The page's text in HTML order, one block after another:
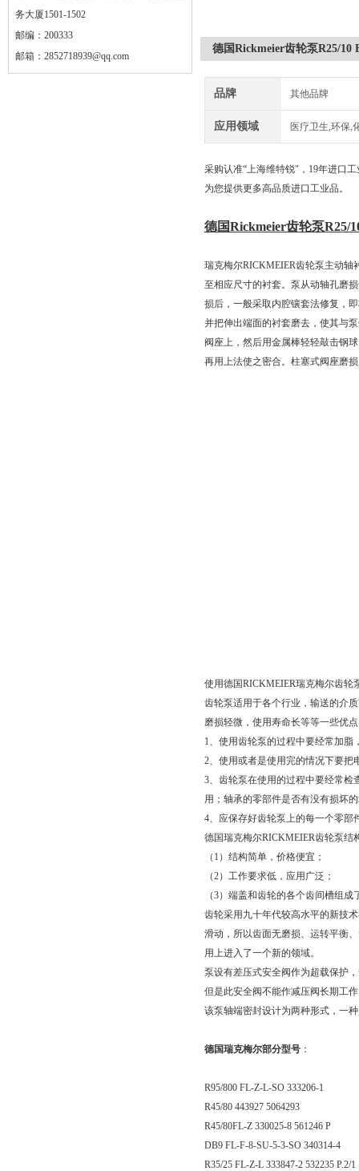
务大厦1501-1502
邮编：200333
邮箱： 2852718939@qq.com
德国Rickmeier齿轮泵R25/10
品牌 其他品牌
应用领域 医疗卫生,环保,
采购认准“上海维特锐"，19年进口
为您提供更多高品质进口工业品。
德国Rickmeier齿轮泵R25/
瑞克梅尔RICKMEIER齿轮泵主动轴
至相应尺寸的衬套。泵从动轴孔磨
损后，一般采取内腔镶套法修复，
并把伸出端面的衬套磨去，使其与
阀座上，然后用金属棒轻轻敲击钢
再用上法使之密合。柱塞式阀座磨
使用德国RICKMEIER瑞克梅尔齿轮
齿轮泵适用于各个行业，输送的介
磨损轻微，使用寿命长等等一些优
1、使用齿轮泵的过程中要经常加
2、使用或者是使用完的情况下要把
3、齿轮泵在使用的过程中要经常检
用；轴承的零部件是否有没有损坏
4、应保存好齿轮泵上的每一个零部
德国瑞克梅尔RICKMEIER齿轮泵结
（1）结构简单，价格便宜；
（2）工作要求低，应用广泛；
（3）端盖和齿轮的各个齿间槽组
齿轮采用九十年代较高水平的新技
滑动，所以齿面无磨损、运转平衡
用上进入了一个新的领域。
泵设有差压式安全阀作为超载保护
但是此安全阀不能作减压阀长期工
该泵轴端密封设计为两种形式，一
德国瑞克梅尔部分型号 ：
R95/800 FL-Z-L-SO 333206-1
R45/80 443927 5064293
R45/80FL-Z 330025-8 561246 P
DB9 FL-F-8-SU-5-3-SO 340314-4
R35/25 FL-Z-L 333847-2 532235 P.2/1